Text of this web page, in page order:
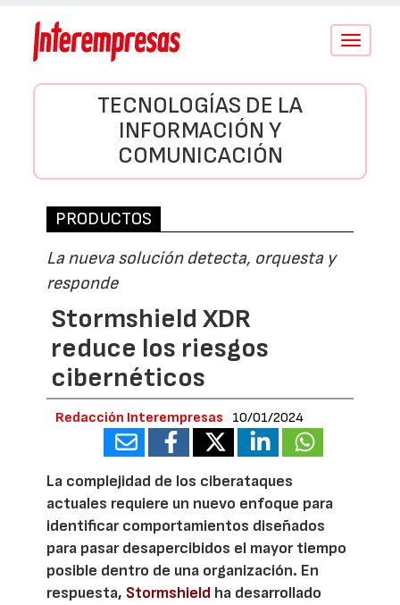
Conmutar
TECNOLOGÍAS DE LA
INFORMACIÓN Y
COMUNICACIÓN
PRODUCTOS
La nueva solución detecta, orquesta y
responde
Stormshield XDR
reduce los riesgos
cibernéticos
Redacción Interempresas 10/01/2024
La complejidad de los ciberataques
actuales requiere un nuevo enfoque para
identificar comportamientos diseñados
para pasar desapercibidos el mayor tiempo
posible dentro de una organización. En
respuesta, Stormshield ha desarrollado